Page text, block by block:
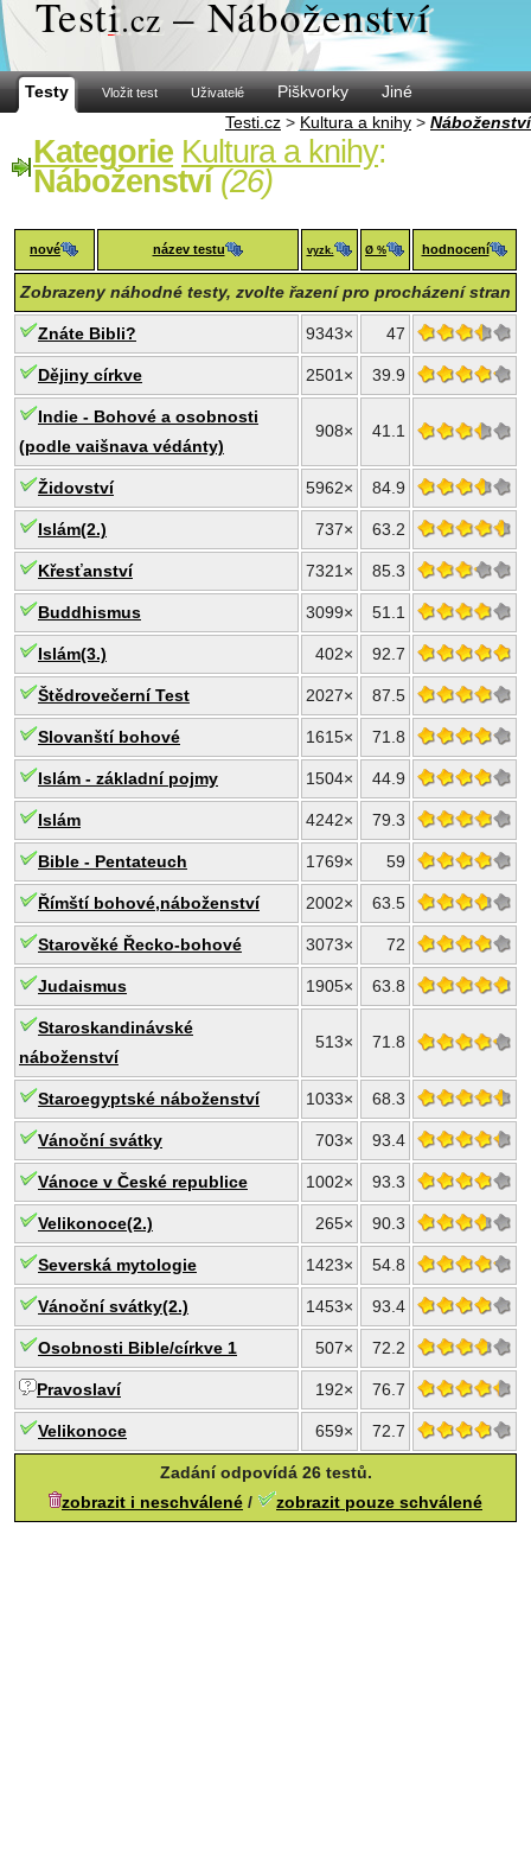
Testi.cz – Náboženství
Testy Vložit test Uživatelé Piškvorky
Jiné
Testi.cz > Kultura a knihy > Náboženství
Kategorie Kultura a knihy:
Náboženství (26)
nové název testu vyzk. Ø % hodnocení
Zobrazeny náhodné testy, zvolte řazení pro procházení stran
Znáte Bibli? 9343× 47
Dějiny církve 2501× 39.9
Indie - Bohové a osobnosti
(podle vaišnava védánty)
908× 41.1
Židovství 5962× 84.9
Islám(2.) 737× 63.2
Křesťanství 7321× 85.3
Buddhismus 3099× 51.1
Islám(3.) 402× 92.7
Štědrovečerní Test 2027× 87.5
Slovanští bohové 1615× 71.8
Islám - základní pojmy 1504× 44.9
Islám 4242× 79.3
Bible - Pentateuch 1769× 59
Římští bohové,náboženství 2002× 63.5
Starověké Řecko-bohové 3073× 72
Judaismus 1905× 63.8
Staroskandinávské
náboženství
513× 71.8
Staroegyptské náboženství 1033× 68.3
Vánoční svátky 703× 93.4
Vánoce v České republice 1002× 93.3
Velikonoce(2.) 265× 90.3
Severská mytologie 1423× 54.8
Vánoční svátky(2.) 1453× 93.4
Osobnosti Bible/církve 1 507× 72.2
Pravoslaví 192× 76.7
Velikonoce 659× 72.7
Zadání odpovídá 26 testů.
zobrazit i neschválené / zobrazit pouze schválené